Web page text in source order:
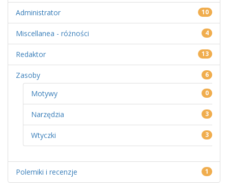
Administrator 10
Miscellanea - różności 4
Redaktor 13
Zasoby 6
Motywy 0
Narzędzia 3
Wtyczki 3
Polemiki i recenzje 1